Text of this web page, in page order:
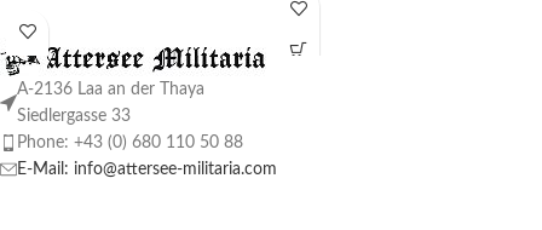
A-2136 Laa an der Thaya
Siedlergasse 33
Phone: +43 (0) 680 110 50 88
E-Mail: info@attersee-militaria.com